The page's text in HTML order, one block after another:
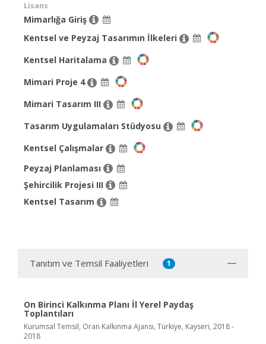
Lisans
Mimarlığa Giriş
Kentsel ve Peyzaj Tasarımın İlkeleri
Kentsel Haritalama
Mimari Proje 4
Mimari Tasarım III
Tasarım Uygulamaları Stüdyosu
Kentsel Çalışmalar
Peyzaj Planlaması
Şehircilik Projesi III
Kentsel Tasarım
Tanıtım ve Temsil Faaliyetleri 1
On Birinci Kalkınma Planı İl Yerel Paydaş
Toplantıları
Kurumsal Temsil, Oran Kalkınma Ajansı, Türkiye, Kayseri, 2018 -
2018